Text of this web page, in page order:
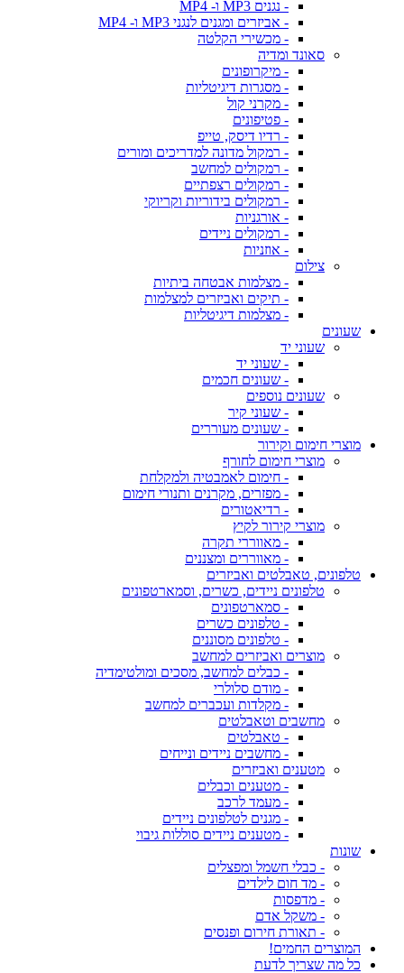
- נגנים MP3 ו- MP4
- אביזרים ומגנים לנגני MP3 ו- MP4
- מכשירי הקלטה
סאונד ומדיה
- מיקרופונים
- מסגרות דיגיטליות
- מקרני קול
- פטיפונים
- רדיו דיסק, טייפ
- רמקול מדונה למדריכים ומורים
- רמקולים למחשב
- רמקולים רצפתיים
- רמקולים בידוריות וקריוקי
- אורגניות
- רמקולים ניידים
- אוזניות
צילום
- מצלמות אבטחה ביתיות
- תיקים ואביזרים למצלמות
- מצלמות דיגיטליות
שעונים
שעוני יד
- שעוני יד
- שעונים חכמים
שעונים נוספים
- שעוני קיר
- שעונים מעוררים
מוצרי חימום וקירור
מוצרי חימום לחורף
- חימום לאמבטיה ולמקלחת
- מפזרים, מקרנים ותנורי חימום
- רדיאטורים
מוצרי קירור לקיץ
- מאווררי תקרה
- מאווררים ומצננים
טלפונים, טאבלטים ואביזרים
טלפונים ניידים, כשרים, וסמארטפונים
- סמארטפונים
- טלפונים כשרים
- טלפונים מסוננים
מוצרים ואביזרים למחשב
- כבלים למחשב, מסכים ומולטימדיה
- מודם סלולרי
- מקלדות ועכברים למחשב
מחשבים וטאבלטים
- טאבלטים
- מחשבים ניידים ונייחים
מטענים ואביזרים
- מטענים וכבלים
- מעמד לרכב
- מגנים לטלפונים ניידים
- מטענים ניידים סוללות גיבוי
שונות
- כבלי חשמל ומפצלים
- מד חום לילדים
- מדפסות
- משקל אדם
- תאורת חירום ופנסים
המוצרים החמים!
כל מה שצריך לדעת